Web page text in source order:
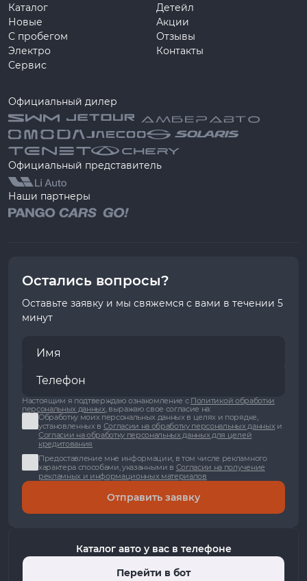
Каталог
Новые
С пробегом
Электро
Сервис
Детейл
Акции
Отзывы
Контакты
Официальный дилер
Официальный представитель
Наши партнеры
Остались вопросы?
Оставьте заявку и мы свяжемся с вами в течении 5
минут
Настоящим я подтверждаю ознакомление с Политикой обработки
персональных данных, выражаю свое согласие на:
Обработку моих персональных данных в целях и порядке,
установленных в Согласии на обработку персональных данныхи
Согласии на обработку персональных данных для целей
кредитования
Предоставление мне информации, в том числе рекламного
характера способами, указанными в Согласии на получение
рекламных и информационных материалов
Отправить заявку
Каталог авто у вас в телефоне
Перейти в бот